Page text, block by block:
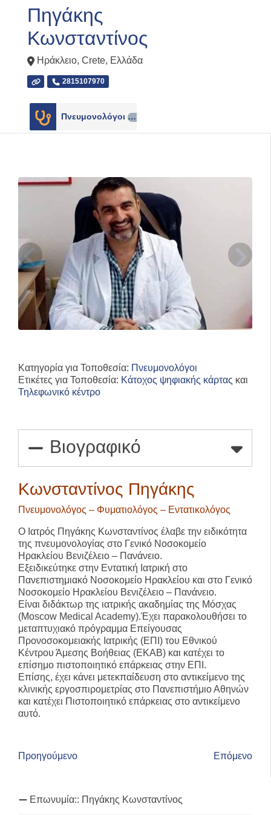
Πηγάκης
Κωνσταντίνος
Ηράκλειο,Crete, Ελλάδα
2815107970
Πνευμονολόγοι1
Κατηγορία για Τοποθεσία: Πνευμονολόγοι
Ετικέτες για Τοποθεσία: Κάτοχος ψηφιακής κάρτας και
Τηλεφωνικό κέντρο
Βιογραφικό
Κωνσταντίνος Πηγάκης
Πνευμονολόγος – Φυματιολόγος – Εντατικολόγος
Ο Ιατρός Πηγάκης Κωνσταντίνος έλαβε την ειδικότητα
της πνευμονολογίας στο Γενικό Νοσοκομείο
Ηρακλείου Βενιζέλειο – Πανάνειο.
Εξειδικεύτηκε στην Εντατική Ιατρική στο
Πανεπιστημιακό Νοσοκομείο Ηρακλείου και στο Γενικό
Νοσοκομείο Ηρακλείου Βενιζέλειο – Πανάνειο.
Είναι διδάκτωρ της ιατρικής ακαδημίας της Μόσχας
(Moscow Medical Academy).Έχει παρακολουθήσει το
μεταπτυχιακό πρόγραμμα Επείγουσας
Προνοσοκομειακής Ιατρικής (ΕΠΙ) του Εθνικού
Κέντρου Άμεσης Βοήθειας (ΕΚΑΒ) και κατέχει το
επίσημο πιστοποιητικό επάρκειας στην ΕΠΙ.
Επίσης, έχει κάνει μετεκπαίδευση στο αντικείμενο της
κλινικής εργοσπιρομετρίας στο Πανεπιστήμιο Αθηνών
και κατέχει Πιστοποιητικό επάρκειας στο αντικείμενο
αυτό.
Προηγούμενο Επόμενο
Επωνυμία:: Πηγάκης Κωνσταντίνος